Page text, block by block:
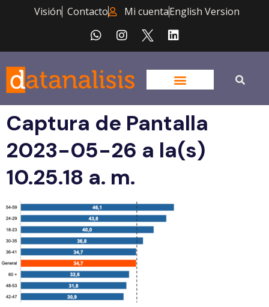
Visión Contacto Mi cuentaEnglish Version
Captura de Pantalla
2023-05-26 a la(s)
10.25.18 a. m.